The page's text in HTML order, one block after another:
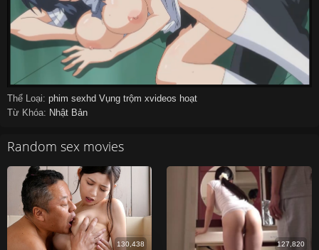
Thể Loại: phim sexhd Vụng trộm xvideos hoạt
Từ Khóa: Nhật Bản
Random sex movies
130,438 127,820